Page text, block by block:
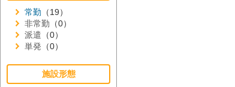
常勤 （19）
非常勤 （0）
派遣 （0）
単発 （0）
施設形態